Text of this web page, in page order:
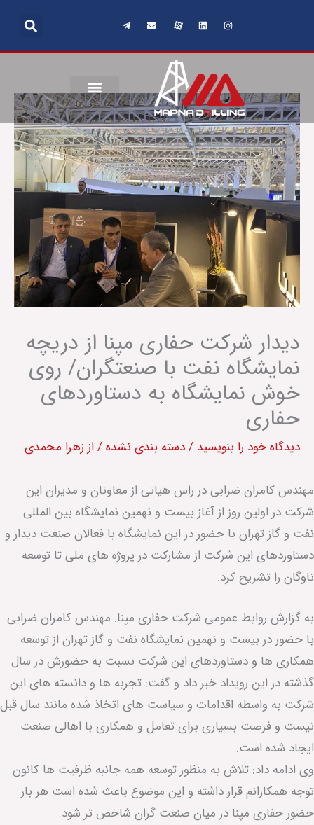
محتوا
دیدار شرکت حفاری مپنا از دریچه
نمایشگاه نفت با صنعتگران/ روی
خوش نمایشگاه به دستاوردهای
حفاری
دیدگاه‌ خود را بنویسید /دسته بندی نشده/ از زهرا محمدی
مهندس کامران ضرابی در راس هیاتی از معاونان و مدیران این
شرکت در اولین روز از آغاز بيست و نهمین نمایشگاه بین المللی
نفت و گاز تهران با حضور در این نمایشگاه با فعالان صنعت دیدار و
دستاوردهای این شرکت از مشارکت در پروژه های ملی تا توسعه
ناوگان را تشریح کرد.
به گزارش روابط عمومی شرکت حفاری مپنا. مهندس کامران ضرابی
با حضور در بيست و نهمین نمایشگاه نفت و گاز تهران از توسعه
همکاری ها و دستاوردهای این‌ شرکت نسبت به حضورش در سال
گذشته در این رویداد خبر داد و گفت: تجربه ها و دانسته های اين
شرکت به واسطه اقدامات و سیاست های اتخاذ شده مانند سال قبل
نیست و فرصت بسیاری برای تعامل و همکاری با اهالی صنعت
ایجاد شده است.
وی ادامه داد: تلاش به منظور توسعه همه جانبه ظرفیت ها کانون
توجه همکارانم قرار داشته و این موضوع باعث شده است هر بار
حضور حفاری مپنا در میان صنعت گران شاخص تر شود.